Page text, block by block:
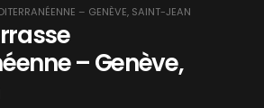
– GENÈVE, SAINT-JEAN
– Genève,